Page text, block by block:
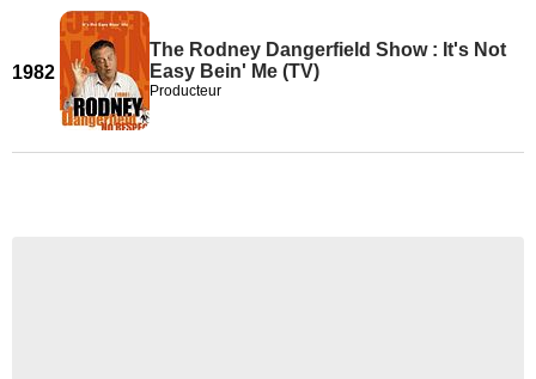
1982
The Rodney Dangerfield Show : It's Not
Easy Bein' Me (TV)
Producteur